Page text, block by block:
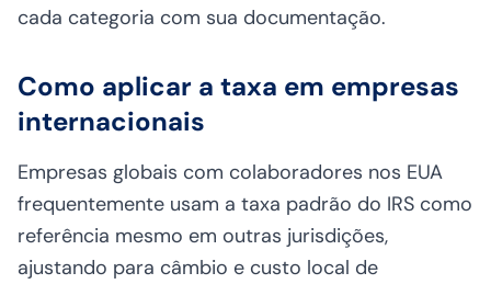
cada categoria com sua documentação.
Como aplicar a taxa em empresas
internacionais
Empresas globais com colaboradores nos EUA
frequentemente usam a taxa padrão do IRS como
referência mesmo em outras jurisdições,
ajustando para câmbio e custo local de